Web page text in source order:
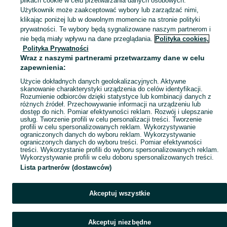
Mapa kategorii
Mapa miejscowości
Mapa ministron
Popularne wyszukiwania
Użytkownik może zaakceptować wybory lub zarządzać nimi,
klikając poniżej lub w dowolnym momencie na stronie polityki
prywatności. Te wybory będą sygnalizowane naszym partnerom i
nie będą miały wpływu na dane przeglądania. Polityka cookies,
Polityka Prywatności
Wraz z naszymi partnerami przetwarzamy dane w celu
zapewnienia:
Użycie dokładnych danych geolokalizacyjnych. Aktywne
skanowanie charakterystyki urządzenia do celów identyfikacji.
Rozumienie odbiorców dzięki statystyce lub kombinacji danych z
różnych źródeł. Przechowywanie informacji na urządzeniu lub
dostęp do nich. Pomiar efektywności reklam. Rozwój i ulepszanie
usług. Tworzenie profili w celu personalizacji treści. Tworzenie
profili w celu spersonalizowanych reklam. Wykorzystywanie
ograniczonych danych do wyboru reklam. Wykorzystywanie
ograniczonych danych do wyboru treści. Pomiar efektywności
treści. Wykorzystanie profili do wyboru spersonalizowanych reklam.
Wykorzystywanie profili w celu doboru spersonalizowanych treści.
Lista partnerów (dostawców)
Akceptuj wszystkie
Akceptuj niezbędne